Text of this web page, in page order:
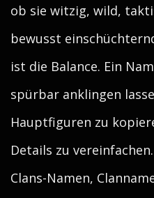
ob sie witzig, wild,
bewusst
ist die Balance. Ein
spürbar anklingen
Hauptfiguren zu
Details zu
Clans-Namen,